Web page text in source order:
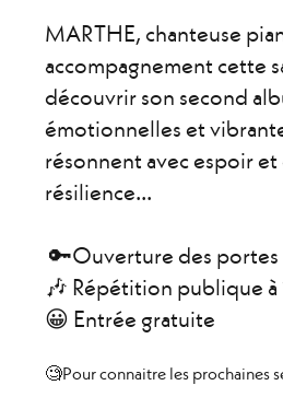
MARTHE, chanteuse
accompagnement cette
découvrir son second
émotionnelles et
résonnent avec espoir
résilience...
🔑Ouverture des portes
🎶 Répétition publique
😀 Entrée gratuite
🧐Pour connaitre les prochaines